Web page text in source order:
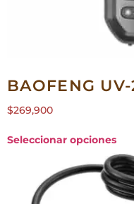
BAOFENG UV-
$269,900
Seleccionar opciones